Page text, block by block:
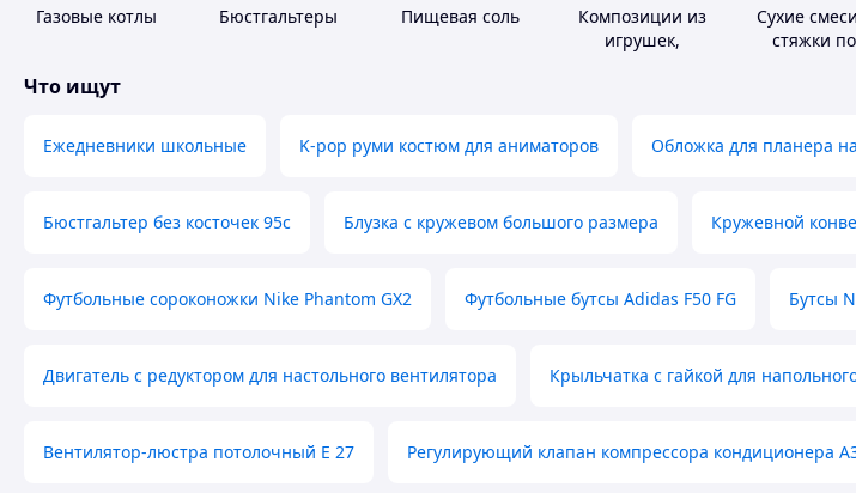
Газовые котлы Бюстгальтеры Пищевая соль
Композиции из
игрушек,
Сухие
стяжки
Что ищут
Ежедневники школьные K-pop руми костюм для аниматоров Обложка для планера
Бюстгальтер без косточек 95с Блузка с кружевом большого размера Кружевной
Футбольные сороконожки Nike Phantom GX2 Футбольные бутсы Adidas F50 FG Бутсы
Двигатель с редуктором для настольного вентилятора Крыльчатка с гайкой для
Вентилятор-люстра потолочный E 27 Регулирующий клапан компрессора кондиционера